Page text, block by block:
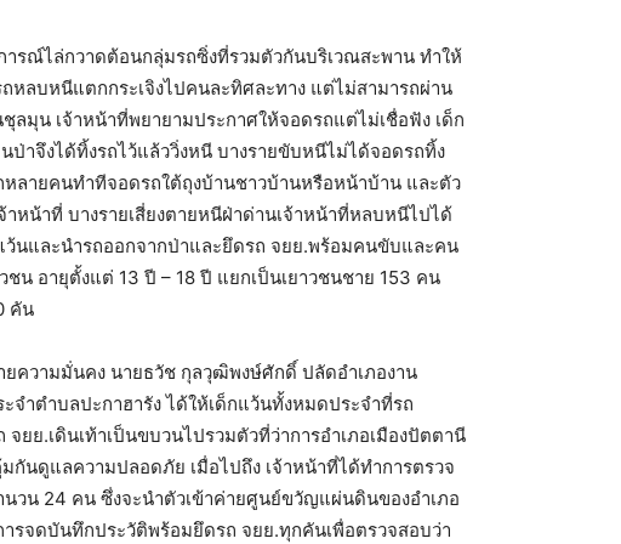
ารณ์ไล่กวาดต้อนกลุ่มรถซิ่งที่รวมตัวกันบริเวณสะพาน ทำให้
หลบหนีแตกกระเจิงไปคนละทิศละทาง แต่ไม่สามารถผ่าน
มุน เจ้าหน้าที่พยายามประกาศให้จอดรถแต่ไม่เชื่อฟัง เด็ก
าจึงได้ทิ้งรถไว้แล้ววิ่งหนี บางรายขับหนีไม่ได้จอดรถทิ้ง
ลายคนทำทีจอดรถใต้ถุงบ้านชาวบ้านหรือหน้าบ้าน และตัว
หน้าที่ บางรายเสี่ยงตายหนีฝ่าด่านเจ้าหน้าที่หลบหนีไปได้
ว้นและนำรถออกจากป่าและยึดรถ จยย.พร้อมคนขับและคน
น อายุตั้งแต่ 13 ปี – 18 ปี แยกเป็นเยาวชนชาย 153 คน
คัน
ความมั่นคง นายธวัช กุลวุฒิพงษ์ศักดิ์ ปลัดอำเภองาน
ำตำบลปะกาฮารัง ได้ให้เด็กแว้นทั้งหมดประจำที่รถ
ยย.เดินเท้าเป็นขบวนไปรวมตัวที่ว่าการอำเภอเมืองปัตตานี
กันดูแลความปลอดภัย เมื่อไปถึง เจ้าหน้าที่ได้ทำการตรวจ
วน 24 คน ซึ่งจะนำตัวเข้าค่ายศูนย์ขวัญแผ่นดินของอำเภอ
รจดบันทึกประวัติพร้อมยึดรถ จยย.ทุกคันเพื่อตรวจสอบว่า